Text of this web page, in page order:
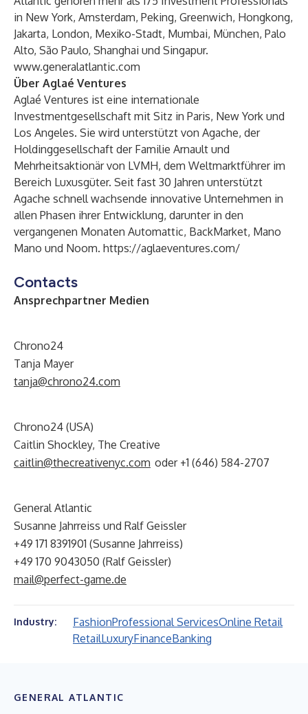
in New York, Amsterdam, Peking, Greenwich, Hongkong,
Jakarta, London, Mexiko-Stadt, Mumbai, München, Palo
Alto, São Paulo, Shanghai und Singapur.
www.generalatlantic.com
Über Aglaé Ventures
Aglaé Ventures ist eine internationale
Investmentgesellschaft mit Sitz in Paris, New York und
Los Angeles. Sie wird unterstützt von Agache, der
Holdinggesellschaft der Familie Arnault und
Mehrheitsaktionär von LVMH, dem Weltmarktführer im
Bereich Luxusgüter. Seit fast 30 Jahren unterstützt
Agache schnell wachsende innovative Unternehmen in
allen Phasen ihrer Entwicklung, darunter in den
vergangenen Monaten Automattic, BackMarket, Mano
Mano und Noom. https://aglaeventures.com/
Contacts
Ansprechpartner Medien
Chrono24
Tanja Mayer
tanja@chrono24.com
Chrono24 (USA)
Caitlin Shockley, The Creative
caitlin@thecreativenyc.com oder +1 (646) 584-2707
General Atlantic
Susanne Jahrreiss und Ralf Geissler
+49 171 8391901 (Susanne Jahrreiss)
+49 170 9043050 (Ralf Geissler)
mail@perfect-game.de
Industry: FashionProfessional ServicesOnline Retail
RetailLuxuryFinanceBanking
GENERAL ATLANTIC